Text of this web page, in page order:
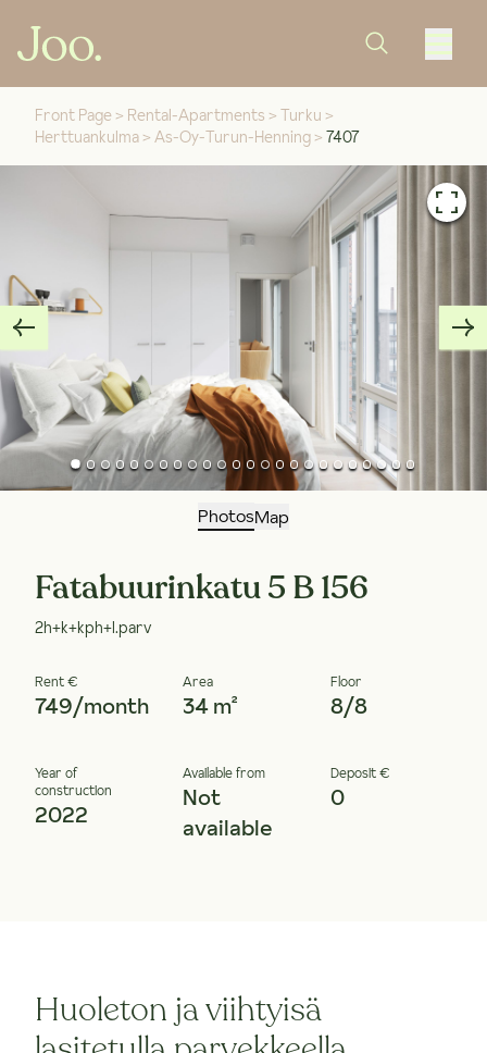
Front Page > Rental-Apartments > Turku >
Herttuankulma > As-Oy-Turun-Henning > 7407
PhotosMap
Fatabuurinkatu 5 B 156
2h+k+kph+l.parv
Rent €
749/month
Area
34 m²
Floor
8/8
Year of
construction
2022
Available from
Not
available
Deposit €
0
Huoleton ja viihtyisä